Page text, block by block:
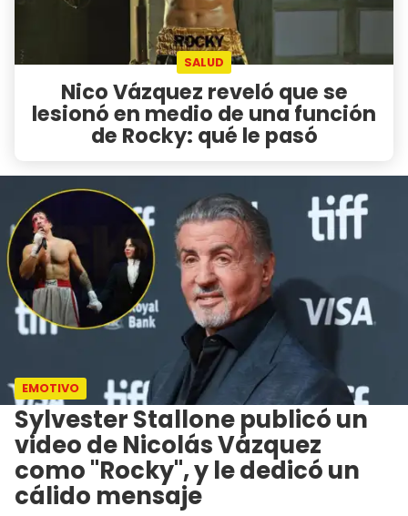
SALUD
Nico Vázquez reveló que se
lesionó en medio de una función
de Rocky: qué le pasó
EMOTIVO
Sylvester Stallone publicó un
video de Nicolás Vázquez
como "Rocky", y le dedicó un
cálido mensaje